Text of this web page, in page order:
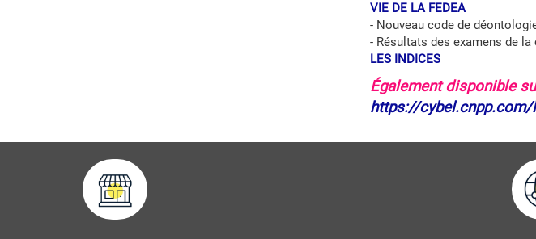
VIE DE LA FEDEA
- Nouveau code de
- Résultats des examens de
LES INDICES
Également disponible
https://cybel.cnpp.com/